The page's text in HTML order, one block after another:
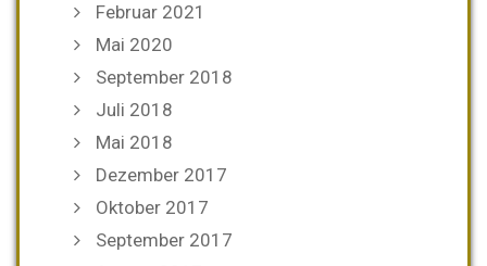
Februar 2021
Mai 2020
September 2018
Juli 2018
Mai 2018
Dezember 2017
Oktober 2017
September 2017